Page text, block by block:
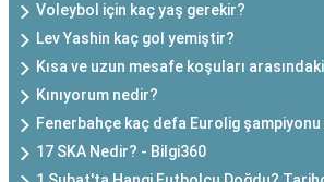
Voleybol için kaç yaş gerekir?
Lev Yashin kaç gol yemiştir?
Kısa ve uzun mesafe koşuları
Kınıyorum nedir?
Fenerbahçe kaç defa Eurolig
17 SKA Nedir? - Bilgi360